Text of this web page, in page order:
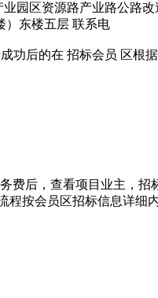
区资源路产业路公路改
）东楼五层 联系电
功后的在 招标会员 区根
后，查看项目业主，招
按会员区招标信息详细内